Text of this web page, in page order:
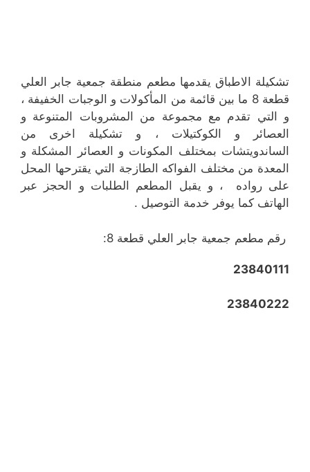
تشكيلة الاطباق يقدمها مطعم منطقة جمعية جابر العلي
قطعة 8 ما بين قائمة من المأكولات و الوجبات الخفيفة ،
و التي تقدم مع مجموعة من المشروبات المتنوعة و
العصائر و الكوكتيلات ، و تشكيلة اخرى من
الساندويتشات بمختلف المكونات و العصائر المشكلة و
المعدة من مختلف الفواكه الطازجة التي يقترحها المحل
على رواده ، و يقبل المطعم الطلبات و الحجز عبر
الهاتف كما يوفر خدمة التوصيل .
رقم مطعم جمعية جابر العلي قطعة 8:
23840111
23840222